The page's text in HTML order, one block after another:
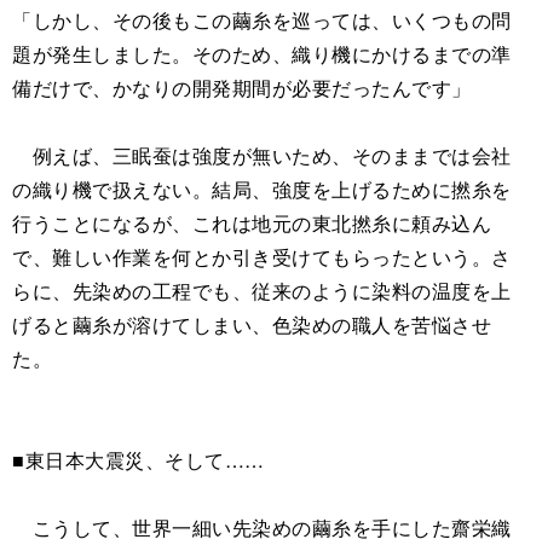
「しかし、その後もこの繭糸を巡っては、いくつもの問
題が発生しました。そのため、織り機にかけるまでの準
備だけで、かなりの開発期間が必要だったんです」
例えば、三眠蚕は強度が無いため、そのままでは会社
の織り機で扱えない。結局、強度を上げるために撚糸を
行うことになるが、これは地元の東北撚糸に頼み込ん
で、難しい作業を何とか引き受けてもらったという。さ
らに、先染めの工程でも、従来のように染料の温度を上
げると繭糸が溶けてしまい、色染めの職人を苦悩させ
た。
■東日本大震災、そして……
こうして、世界一細い先染めの繭糸を手にした齋栄織